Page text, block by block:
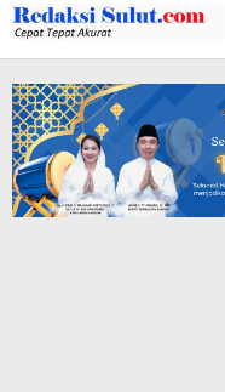
Lewati
ke
konten